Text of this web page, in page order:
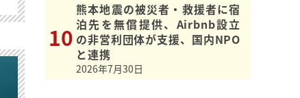
熊本地震の被災者・救援者に宿
泊先を無償提供、Airbnb設立
の非営利団体が支援、国内NPO
と連携
2026年7月30日